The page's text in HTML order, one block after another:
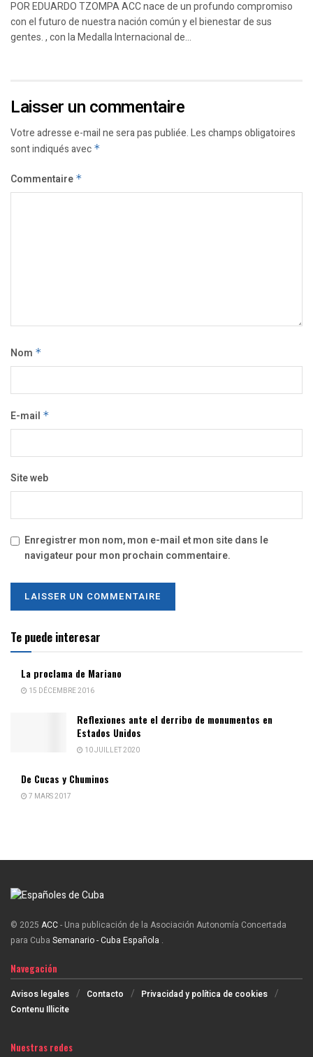
POR EDUARDO TZOMPA ACC nace de un profundo compromiso
con el futuro de nuestra nación común y el bienestar de sus
gentes. , con la Medalla Internacional de...
Laisser un commentaire
Votre adresse e-mail ne sera pas publiée.Les champs obligatoires
sont indiqués avec *
Commentaire *
Nom *
E-mail *
Site web
Enregistrer mon nom, mon e-mail et mon site dans le
navigateur pour mon prochain commentaire.
Te puede interesar
La proclama de Mariano
15 DÉCEMBRE 2016
Reflexiones ante el derribo de monumentos en
Estados Unidos
10 JUILLET 2020
De Cucas y Chuminos
7 MARS 2017
© 2025 ACC- Una publicación de la Asociación Autonomía Concertada
para Cuba Semanario - Cuba Española .
Navegación
Avisos legales Contacto
Privacidad y política de cookies
Contenu Illicite
Nuestras redes